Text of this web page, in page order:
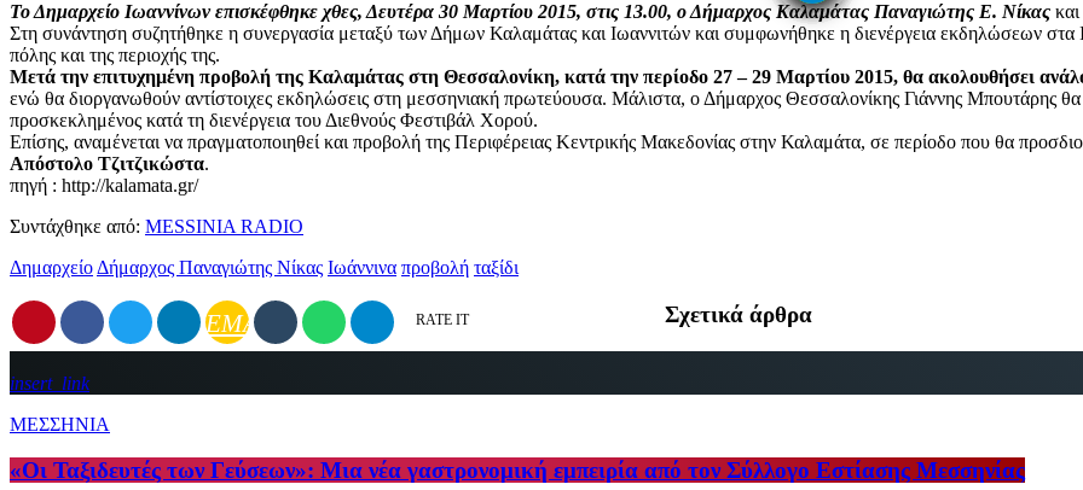
Το Δημαρχείο Ιωαννίνων επισκέφθηκε χθες, Δευτέρα 30 Μαρτίου 2015, στις 13.00, ο Δήμαρχος Καλαμάτας Παναγιώτης Ε. Νίκας
Στη συνάντηση συζητήθηκε η συνεργασία μεταξύ των Δήμων Καλαμάτας και Ιωαννιτών και συμφωνήθηκε η διενέργεια εκδηλώσεων στα
πόλης και της περιοχής της.
Μετά την επιτυχημένη προβολή της Καλαμάτας στη Θεσσαλονίκη, κατά την περίοδο 27 – 29 Μαρτίου 2015, θα ακολουθήσει
ενώ θα διοργανωθούν αντίστοιχες εκδηλώσεις στη μεσσηνιακή πρωτεύουσα. Μάλιστα, ο Δήμαρχος Θεσσαλονίκης Γιάννης Μπουτάρης
προσκεκλημένος κατά τη διενέργεια του Διεθνούς Φεστιβάλ Χορού.
Επίσης, αναμένεται να πραγματοποιηθεί και προβολή της Περιφέρειας Κεντρικής Μακεδονίας στην Καλαμάτα, σε περίοδο που θα
Απόστολο Τζιτζικώστα.
πηγή : http://kalamata.gr/
Συντάχθηκε από: MESSINIA RADIO
Δημαρχείο Δήμαρχος Παναγιώτης Νίκας Ιωάννινα προβολή ταξίδι
EMAIL RATE IT Σχετικά άρθρα
insert_link
ΜΕΣΣΗΝΙΑ
«Οι Ταξιδευτές των Γεύσεων»: Μια νέα γαστρονομική εμπειρία από τον Σύλλογο Εστίασης Μεσσηνίας